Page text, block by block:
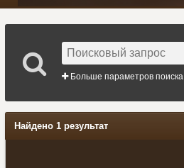
Больше параметров поиска
Найдено 1 результат